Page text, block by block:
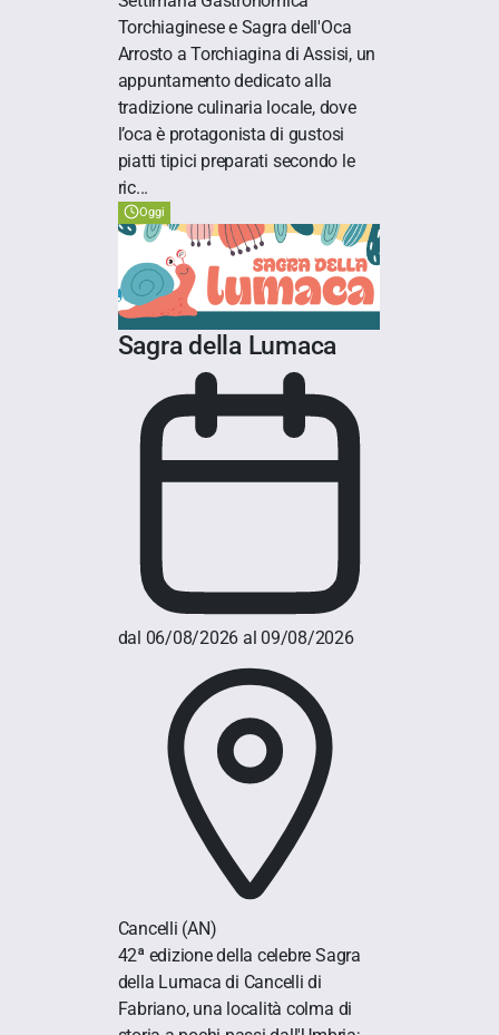
Torchiaginese e Sagra dell'Oca
Arrosto a Torchiagina di Assisi, un
appuntamento dedicato alla
tradizione culinaria locale, dove
l’oca è protagonista di gustosi
piatti tipici preparati secondo le
ric...
Oggi
Sagra della Lumaca
dal 06/08/2026 al 09/08/2026
Cancelli (AN)
42ª edizione della celebre Sagra
della Lumaca di Cancelli di
Fabriano, una località colma di